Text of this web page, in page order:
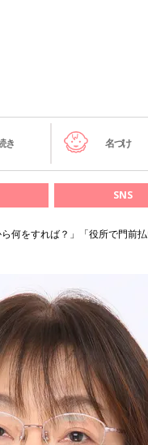
き 名づけ
SNS
ら何をすれば？」「役所で門前